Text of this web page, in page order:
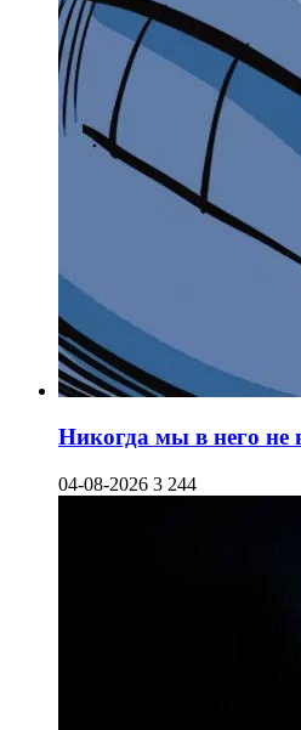
Никогда мы в него не
04-08-2026 3 244